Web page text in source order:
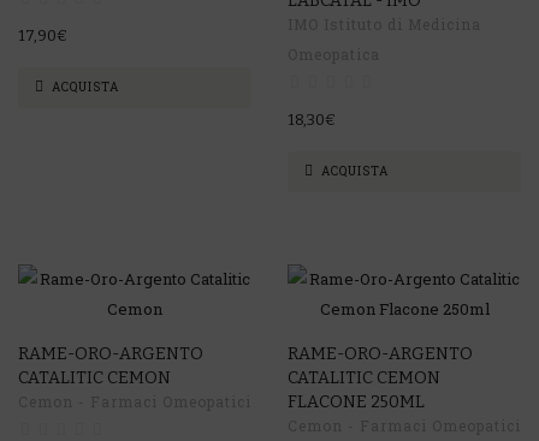
17,90€
ACQUISTA
18,30€
ACQUISTA
RAME-ORO-ARGENTO
CATALITIC CEMON
RAME-ORO-ARGENTO
CATALITIC CEMON
FLACONE 250ML